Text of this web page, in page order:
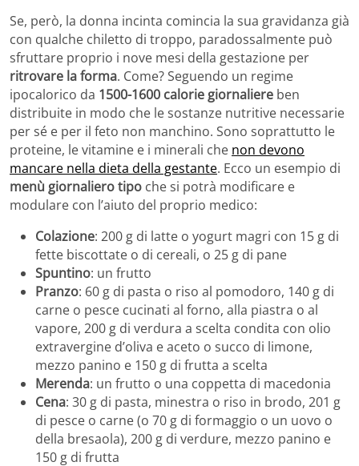
Se, però, la donna incinta comincia la sua gravidanza già
con qualche chiletto di troppo, paradossalmente può
sfruttare proprio i nove mesi della gestazione per
ritrovare la forma. Come? Seguendo un regime
ipocalorico da 1500-1600 calorie giornaliere ben
distribuite in modo che le sostanze nutritive necessarie
per sé e per il feto non manchino. Sono soprattutto le
proteine, le vitamine e i minerali che non devono
mancare nella dieta della gestante. Ecco un esempio di
menù giornaliero tipo che si potrà modificare e
modulare con l’aiuto del proprio medico:
Colazione: 200 g di latte o yogurt magri con 15 g di
fette biscottate o di cereali, o 25 g di pane
Spuntino: un frutto
Pranzo: 60 g di pasta o riso al pomodoro, 140 g di
carne o pesce cucinati al forno, alla piastra o al
vapore, 200 g di verdura a scelta condita con olio
extravergine d’oliva e aceto o succo di limone,
mezzo panino e 150 g di frutta a scelta
Merenda: un frutto o una coppetta di macedonia
Cena: 30 g di pasta, minestra o riso in brodo, 201 g
di pesce o carne (o 70 g di formaggio o un uovo o
della bresaola), 200 g di verdure, mezzo panino e
150 g di frutta